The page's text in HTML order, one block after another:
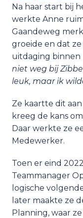
Na haar start bij
werkte Anne
Gaandeweg
groeide en dat
uitdaging binnen
niet weg bij
leuk, maar ik
Ze kaartte dit
kreeg de kans
Daar werkte ze
Medewerker.
Toen er eind
Teammanager
logische
later maakte ze
Planning, waar